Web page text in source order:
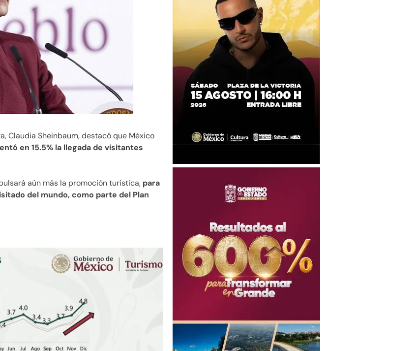
Claudia Sheinbaum, destacó que México
en 15.5% la llegada de visitantes
aún más la promoción turística, para
del mundo, como parte del Plan